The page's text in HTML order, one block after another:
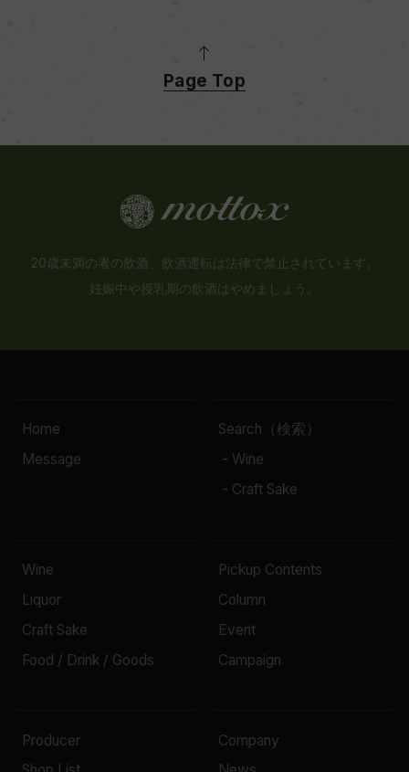
Page Top
20歳未満の者の飲酒、飲酒運転は法律で禁止されています。
妊娠中や授乳期の飲酒はやめましょう。
Home
Message
Search（検索）
- Wine
- Craft Sake
Wine
Liquor
Craft Sake
Food / Drink / Goods
Pickup Contents
Column
Event
Campaign
Producer
Company